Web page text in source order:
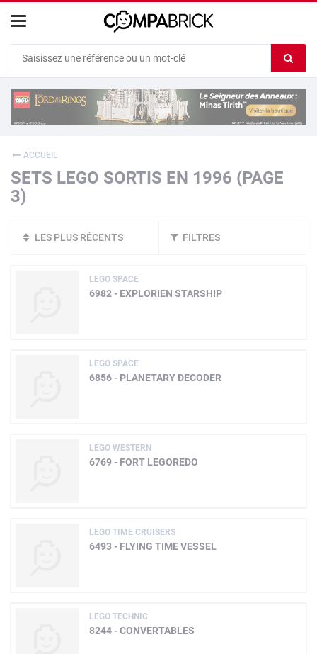
le
ACCUEIL
SETS LEGO SORTIS EN 1996 (PAGE
3)
LES PLUS RÉCENTS FILTRES
LEGO SPACE
6982 - EXPLORIEN STARSHIP
LEGO SPACE
6856 - PLANETARY DECODER
LEGO WESTERN
6769 - FORT LEGOREDO
LEGO TIME CRUISERS
6493 - FLYING TIME VESSEL
LEGO TECHNIC
8244 - CONVERTABLES
Cookies management panel